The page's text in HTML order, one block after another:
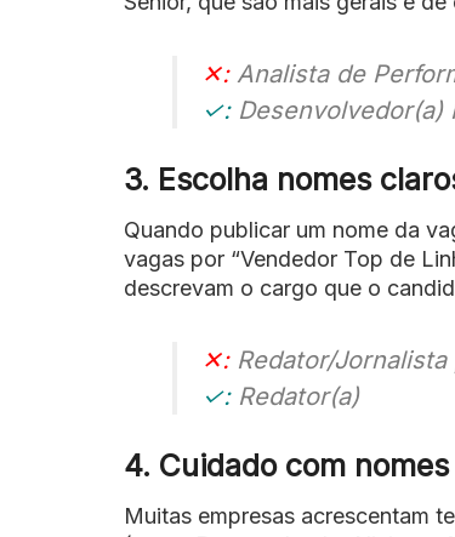
✕: Analista de
✓: Desenvolvedor(a)
3. Escolha nomes
Quando publicar um nome da
vagas por “Vendedor Top de
descrevam o cargo que o
✕:Redator/Jornalista
✓:Redator(a)
4. Cuidado com
Muitas empresas acrescentam